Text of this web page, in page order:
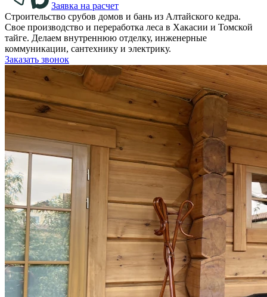
Заявка на расчет
Строительство срубов домов и бань из Алтайского кедра.
Свое производство и переработка леса в Хакасии и Томской
тайге. Делаем внутреннюю отделку, инженерные
коммуникации, сантехнику и электрику.
Заказать звонок